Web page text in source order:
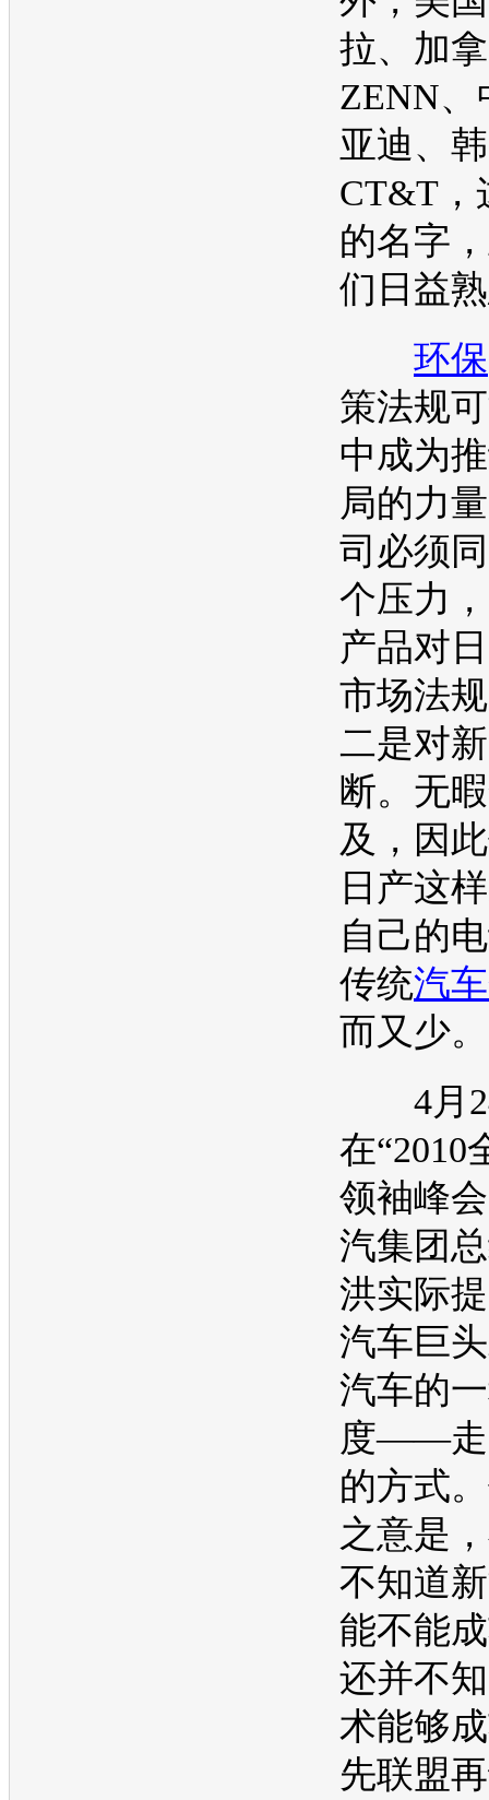
拉、加
ZENN、
亚迪、
CT&T，
的名字
们日益
环保
策法规
中成为
局的力
司必须
个压力
产品对
市场法
二是对
断。无
及，因
日产这
自己的
传统汽
而又少。
4月
在“2010
领袖峰
汽集团
洪实际
汽车巨
汽车的
度——走
的方式
之意是
不知道
能不能
还并不
术能够
先联盟